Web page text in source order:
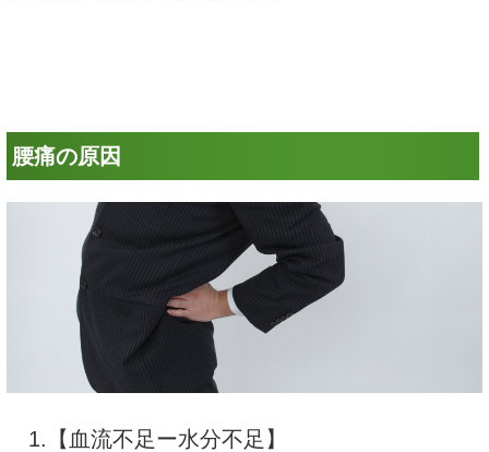
腰痛の原因
1.【血流不足ー水分不足】